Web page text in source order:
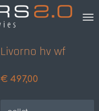
Livorno hv wf
€ 497,00